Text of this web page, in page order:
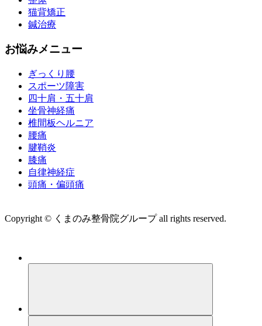
猫背矯正
鍼治療
お悩みメニュー
ぎっくり腰
スポーツ障害
四十肩・五十肩
坐骨神経痛
椎間板ヘルニア
腰痛
腱鞘炎
膝痛
自律神経症
頭痛・偏頭痛
Copyright © くまのみ整骨院グループ all rights reserved.